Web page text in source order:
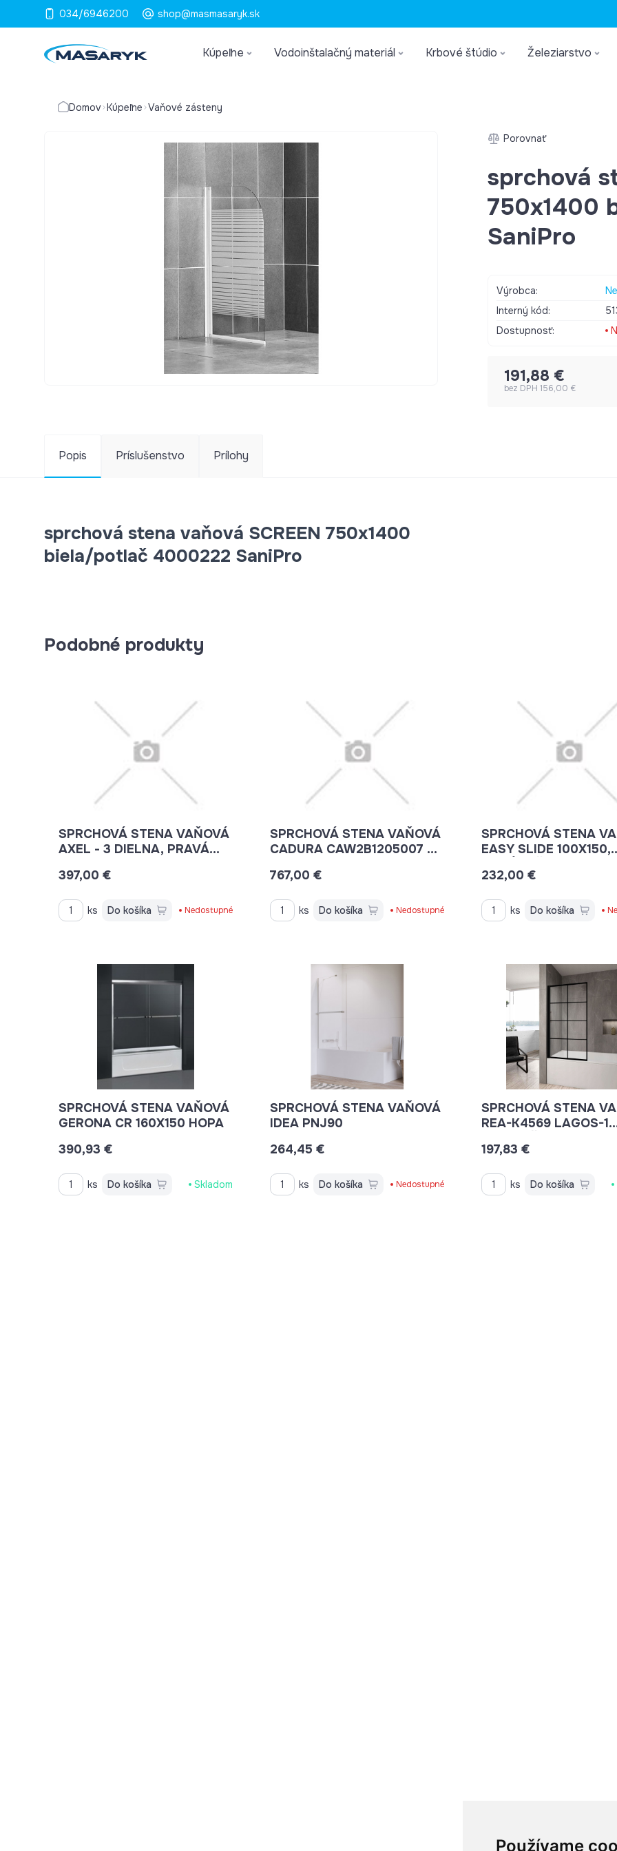
Používame
034/6946200 shop@masmasaryk.sk
Kúpeľne Vodoinštalačný materiál Krbové štúdio Železiarstvo
Domov Kúpeľne Vaňové zásteny
Porovnať
sprchová
750x1400
SaniPro
Výrobca:
Interný kód:
Dostupnosť:
191,88 €
bez DPH 156,00 €
Popis Príslušenstvo Prílohy
sprchová stena vaňová SCREEN 750x1400
biela/potlač 4000222 SaniPro
Podobné produkty
SPRCHOVÁ STENA VAŇOVÁ
AXEL - 3 DIELNA, PRAVÁ
397,00 €
ks Do košíka Nedostupné
SPRCHOVÁ STENA VAŇOVÁ
CADURA CAW2B1205007 S
ČÍRE SKLO
767,00 €
ks Do košíka Nedostupné
SPRCHOVÁ STENA
EASY SLIDE 100X150,
UNIVERZÁLNA Ľ/P
232,00 €
ks Do košíka
SPRCHOVÁ STENA VAŇOVÁ
GERONA CR 160X150 HOPA
390,93 €
ks Do košíka Skladom
SPRCHOVÁ STENA VAŇOVÁ
IDEA PNJ90
264,45 €
ks Do košíka Nedostupné
SPRCHOVÁ STENA
REA-K4569 LAGOS-1
S OKIENKAMI
197,83 €
ks Do košíka